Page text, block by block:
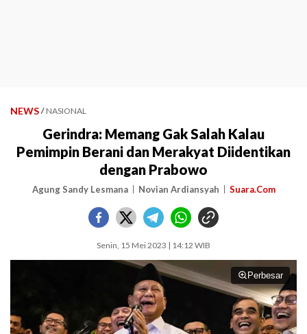
NEWS / NASIONAL
Gerindra: Memang Gak Salah Kalau
Pemimpin Berani dan Merakyat Diidentikan
dengan Prabowo
Agung Sandy Lesmana Novian Ardiansyah Suara.Com
Senin, 15 Mei 2023 | 14:12 WIB
Perbesar